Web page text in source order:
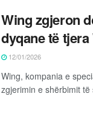
Wing zgjeron
dyqane të
12/01/2026
Wing, kompania e
zgjerimin e shërbimit